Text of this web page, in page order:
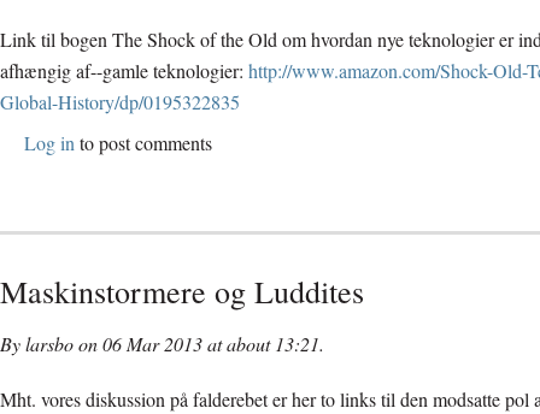
Link til bogen The Shock of the Old om hvordan nye teknologier er
afhængig af--gamle teknologier: http://www.amazon.com/Shock-Old-
Global-History/dp/0195322835
Log in to post comments
Maskinstormere og Luddites
By larsbo on 06 Mar 2013 at about 13:21.
Mht. vores diskussion på falderebet er her to links til den modsatte pol